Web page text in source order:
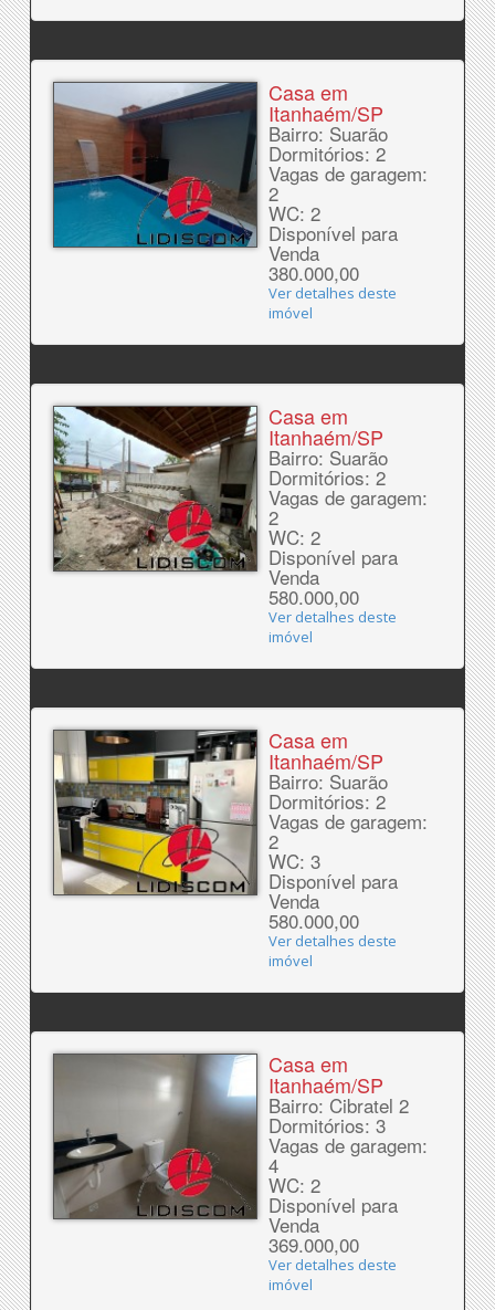
Casa em
Itanhaém/SP
Bairro: Suarão
Dormitórios: 2
Vagas de garagem:
2
WC: 2
Disponível para
Venda
380.000,00
Ver detalhes deste
imóvel
Casa em
Itanhaém/SP
Bairro: Suarão
Dormitórios: 2
Vagas de garagem:
2
WC: 2
Disponível para
Venda
580.000,00
Ver detalhes deste
imóvel
Casa em
Itanhaém/SP
Bairro: Suarão
Dormitórios: 2
Vagas de garagem:
2
WC: 3
Disponível para
Venda
580.000,00
Ver detalhes deste
imóvel
Casa em
Itanhaém/SP
Bairro: Cibratel 2
Dormitórios: 3
Vagas de garagem:
4
WC: 2
Disponível para
Venda
369.000,00
Ver detalhes deste
imóvel